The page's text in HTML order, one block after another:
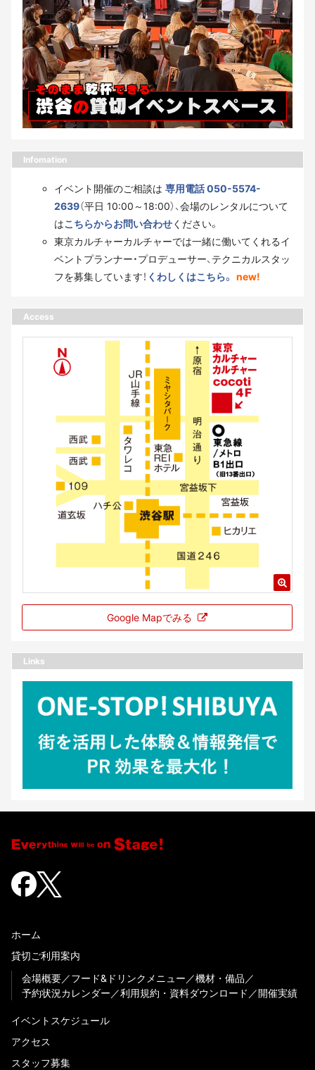
Infomation
イベント開催のご相談は 専用電話 050-5574-
2639（平日 10:00～18:00）、会場のレンタルについて
はこちらからお問い合わせください。
東京カルチャーカルチャーでは一緒に働いてくれるイ
ベントプランナー・プロデューサー、テクニカルスタッ
フを募集しています！ くわしくはこちら。 new!
Access
Google Mapでみる
Links
ホーム
貸切ご利用案内
会場概要
フード&ドリンクメニュー
機材・備品
予約状況カレンダー
利用規約・資料ダウンロード 開催実績
イベントスケジュール
アクセス
スタッフ募集